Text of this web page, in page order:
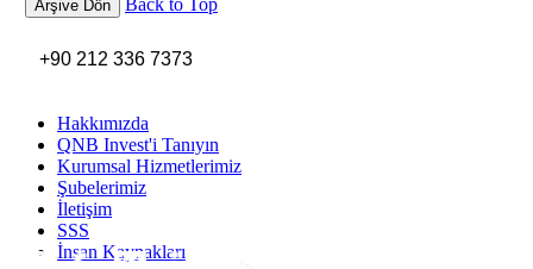
Arşive Dön
+90 212 336 7373
Hakkımızda
QNB Invest'i Tanıyın
Kurumsal Hizmetlerimiz
Şubelerimiz
İletişim
SSS
İnsan Kaynakları